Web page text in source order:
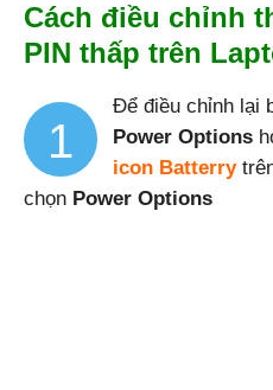
Cách điều chỉnh
PIN thấp trên
1
Để điều chỉnh lại
Power Options
icon Batterry
chọn Power Options